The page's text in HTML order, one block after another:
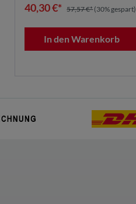
40,30 €* 57,57 €*(30% gespart)
In den Warenkorb